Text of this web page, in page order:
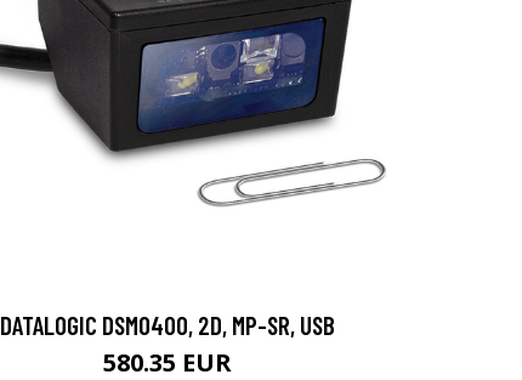
DATALOGIC DSM0400, 2D, MP-SR, USB
580.35 EUR